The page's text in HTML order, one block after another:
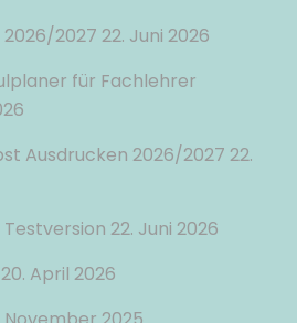
2027 22. Juni 2026
für Fachlehrer
Ausdrucken 2026/2027 22.
22. Juni 2026
20. April 2026